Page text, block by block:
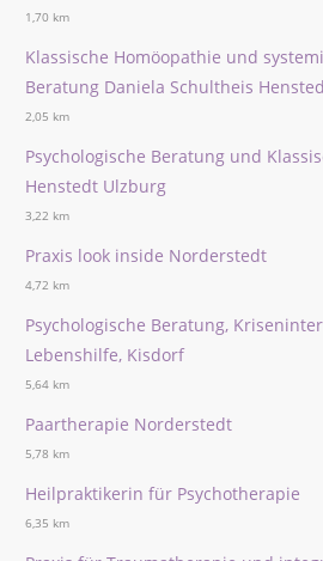
1,70 km
Klassische Homöopathie und
Beratung Daniela Schultheis
2,05 km
Psychologische Beratung und
Henstedt Ulzburg
3,22 km
Praxis look inside Norderstedt
4,72 km
Psychologische Beratung,
Lebenshilfe, Kisdorf
5,64 km
Paartherapie Norderstedt
5,78 km
Heilpraktikerin für Psychotherapie
6,35 km